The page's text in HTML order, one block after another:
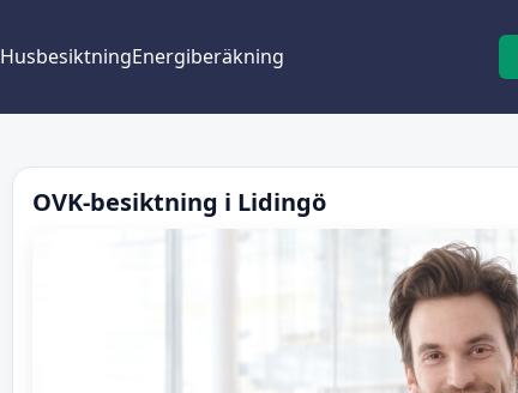
HusbesiktningEnergiberäkning
OVK-besiktning i Lidingö